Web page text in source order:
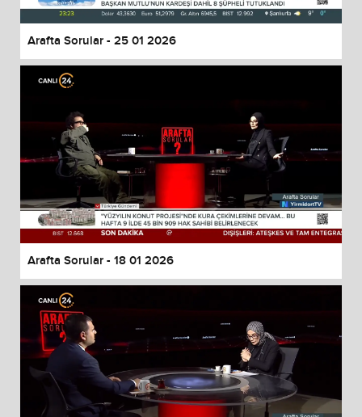
Arafta Sorular - 25 01 2026
Arafta Sorular - 18 01 2026